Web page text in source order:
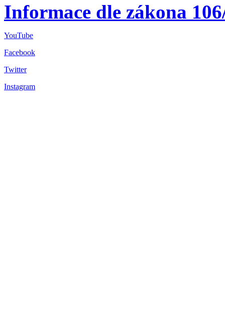
Informace dle zákona
YouTube
Facebook
Twitter
Instagram